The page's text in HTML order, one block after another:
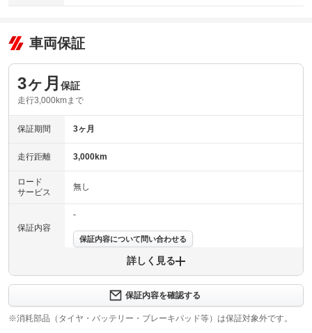
車両保証
3ヶ月 保証
走行3,000kmまで
保証期間 3ヶ月
走行距離 3,000km
ロード
サービス
無し
保証内容
-
保証内容について問い合わせる
上限金額
詳しく見る
保証内容を確認する
※消耗部品（タイヤ・バッテリー・ブレーキパッド等）は保証対象外です。